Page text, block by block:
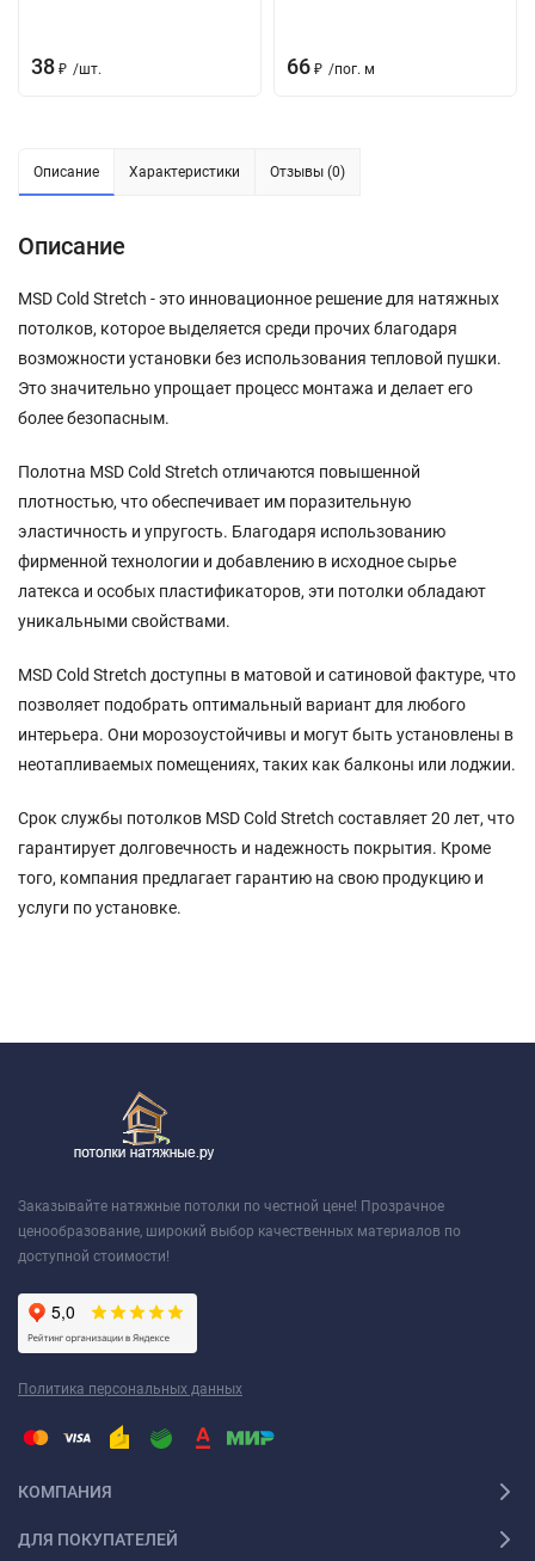
38 ₽ /шт. 66 ₽ /пог. м
Описание Характеристики Отзывы (0)
Описание
MSDCold Stretch - это инновационное решение для натяжных
потолков, которое выделяется среди прочихблагодаря
возможности установки без использования тепловой пушки.
Этозначительноупрощает процесс монтажа и делаетего
болеебезопасным.
Полотна MSDCold Stretch отличаются повышенной
плотностью, чтообеспечивает им поразительную
эластичность и упругость. Благодаря использованию
фирменной технологии и добавлению в исходноесырье
латекса и особых пластификаторов, эти потолки обладают
уникальными свойствами.
MSDCold Stretch доступны в матовой и сатиновой фактуре, что
позволяет подобрать оптимальный вариант для любого
интерьера. Они морозоустойчивы и могутбыть установлены в
неотапливаемых помещениях, таких как балконы или лоджии.
Срок службы потолков MSDCold Stretch составляет20 лет, что
гарантирует долговечность и надежность покрытия. Кроме
того, компания предлагает гарантию на свою продукцию и
услуги поустановке.
Заказывайте натяжные потолки по честной цене! Прозрачное
ценообразование, широкий выбор качественных материалов по
доступной стоимости!
Политика персональных данных
КОМПАНИЯ
ДЛЯ ПОКУПАТЕЛЕЙ